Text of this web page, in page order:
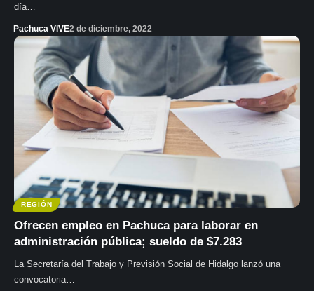
día…
Pachuca VIVE2 de diciembre, 2022
REGIÓN
Ofrecen empleo en Pachuca para laborar en
administración pública; sueldo de $7.283
La Secretaría del Trabajo y Previsión Social de Hidalgo lanzó una
convocatoria…